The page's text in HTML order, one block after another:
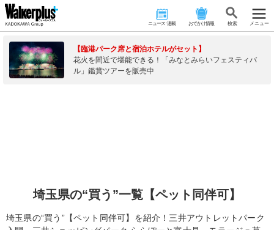
ニュース･連載 おでかけ情報 検 索 メニュー
【臨港パーク席と宿泊ホテルがセット】
花火を間近で堪能できる！「みなとみらいフェスティバ
ル」鑑賞ツアーを販売中
埼玉県の“買う”一覧【ペット同伴可】
埼玉県の“買う”【ペット同伴可】を紹介！三井アウトレットパーク